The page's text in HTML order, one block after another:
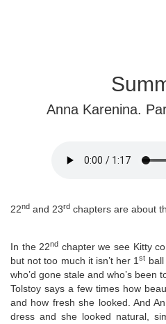
Anna Karenina.
22nd and 23rd chapters are about
In the 22nd chapter we see Kitty
but not too much it isn’t her 1st
who’d gone stale and who’s been
Tolstoy says a few times how
and how fresh she looked. And
dress and she looked natural,